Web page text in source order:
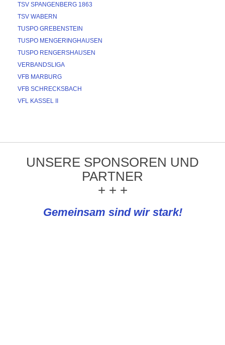
TSV SPANGENBERG 1863
TSV WABERN
TUSPO GREBENSTEIN
TUSPO MENGERINGHAUSEN
TUSPO RENGERSHAUSEN
VERBANDSLIGA
VFB MARBURG
VFB SCHRECKSBACH
VFL KASSEL II
UNSERE SPONSOREN UND
PARTNER
+ + +
Gemeinsam sind wir stark!